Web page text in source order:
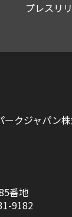
プレスリ
ークジャパン
番地
9182